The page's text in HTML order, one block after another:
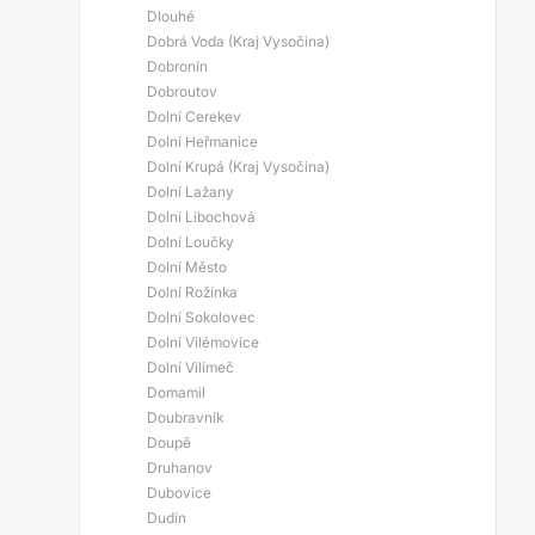
Dlouhé
Dobrá Voda (Kraj Vysočina)
Dobronín
Dobroutov
Dolní Cerekev
Dolní Heřmanice
Dolní Krupá (Kraj Vysočina)
Dolní Lažany
Dolní Libochová
Dolní Loučky
Dolní Město
Dolní Rožínka
Dolní Sokolovec
Dolní Vilémovice
Dolní Vilímeč
Domamil
Doubravník
Doupě
Druhanov
Dubovice
Dudín